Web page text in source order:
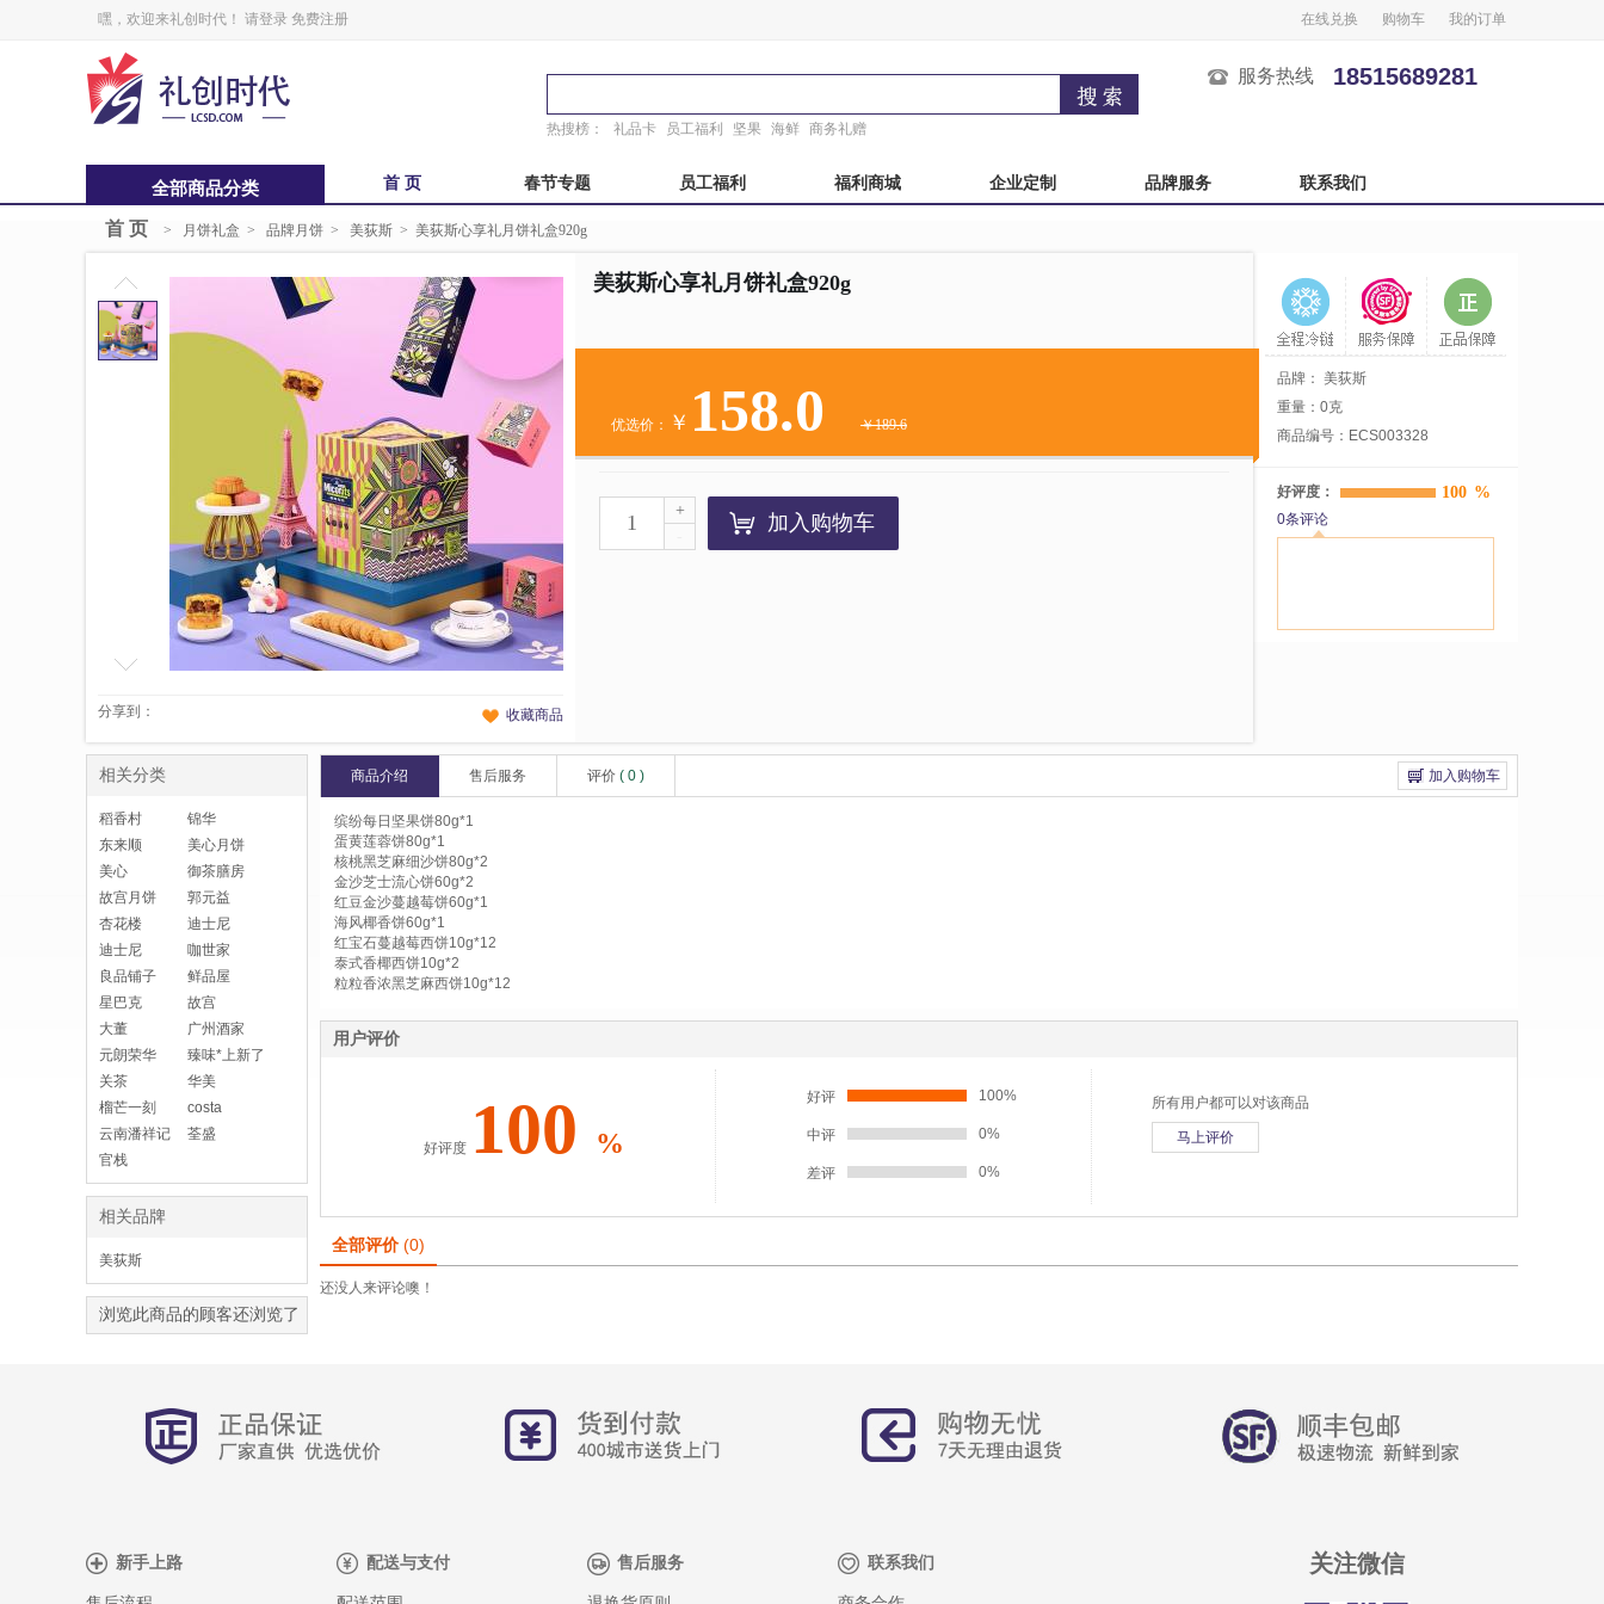
嘿，欢迎来礼创时代！ 请登录 免费注册 在线兑换 购物车 我的订单
热搜榜： 礼品卡 员工福利 坚果 海鲜 商务礼赠
服务热线 18515689281
全部商品分类 首 页 春节专题 员工福利 福利商城 企业定制 品牌服务 联系我们
中秋福卡 中秋自选册
锋味 粽子礼盒 稻香村 五芳斋
鲜品屋 严选自选卡
首 页 > 月饼礼盒 > 品牌月饼 > 美荻斯 > 美荻斯心享礼月饼礼盒920g
美荻斯心享礼月饼礼盒920g
优选价： ￥ 158.0 ￥189.6
+
加入购物车
分享到： 收藏商品
品牌： 美荻斯
重量：0克
商品编号：ECS003328
好评度： 100 %
0条评论
商品介绍 售后服务 评价 ( 0 ) 加入购物车
缤纷每日坚果饼80g*1
蛋黄莲蓉饼80g*1
核桃黑芝麻细沙饼80g*2
金沙芝士流心饼60g*2
红豆金沙蔓越莓饼60g*1
海风椰香饼60g*1
红宝石蔓越莓西饼10g*12
泰式香椰西饼10g*2
粒粒香浓黑芝麻西饼10g*12
用户评价
好评度 100 %
好评 100%
中评 0%
差评 0%
所有用户都可以对该商品
马上评价
全部评价(0)
还没人来评论噢！
相关分类
稻香村
锦华
东来顺
美心月饼
美心
御茶膳房
故宫月饼
郭元益
杏花楼
迪士尼
迪士尼
咖世家
良品铺子
鲜品屋
星巴克
故宫
大董
广州酒家
元朗荣华
臻味*上新了
故宫
关茶
华美
榴芒一刻
costa
云南潘祥记
荃盛
官栈
相关品牌
美荻斯
浏览此商品的顾客还浏览了
新手上路 配送与支付 售后服务 联系我们 关注微信